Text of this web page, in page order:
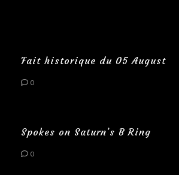
Fait historique du 05 August
0
Spokes on Saturn’s B Ring
0